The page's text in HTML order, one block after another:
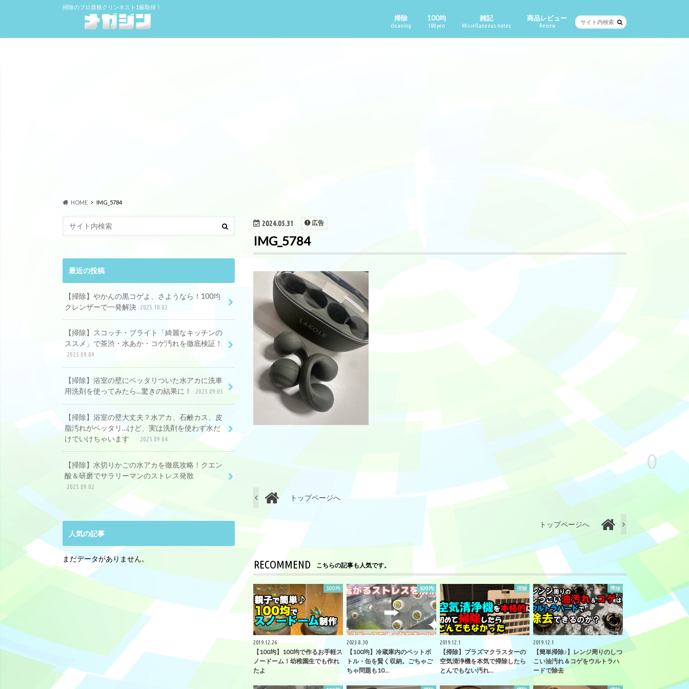
掃除のプロ資格クリンネスト1級取得！
掃除
cleaning
100均
100 yen
雑記
Miscellaneous notes
商品レビュー
Review
HOME IMG_5784
2024.05.31 広告
IMG_5784
トップページへ
トップページへ
RECOMMEND こちらの記事も人気です。
100均
2019.12.26
【100均】100均で作るお手軽ス
ノードーム！幼稚園生でも作れ
たよ
100均
2023.8.30
【100均】冷蔵庫内のペットボ
トル・缶を賢く収納。ごちゃご
ちゃ問題も10…
掃除
2019.12.1
【掃除】プラズマクラスターの
空気清浄機を本気で掃除したら
とんでもない汚れ…
掃除
2019.12.1
【簡単掃除♪】レンジ周りのしつ
こい油汚れ＆コゲをウルトラハ
ードで除去
最近の投稿
【掃除】やかんの黒コゲよ、さようなら！100均
クレンザーで一発解決 2025.10.02
【掃除】スコッチ・ブライト「綺麗なキッチンの
ススメ」で茶渋・水あか・コゲ汚れを徹底検証！
2025.09.09
【掃除】浴室の壁にベッタリついた水アカに洗車
用洗剤を使ってみたら…驚きの結果に！
2025.09.05
【掃除】浴室の壁大丈夫？水アカ、石鹸カス、皮
脂汚れがベッタリ…けど、実は洗剤を使わず水だ
けでいけちゃいます
2025.09.04
【掃除】水切りかごの水アカを徹底攻略！クエン
酸＆研磨でサラリーマンのストレス発散
2025.09.02
人気の記事
まだデータがありません。